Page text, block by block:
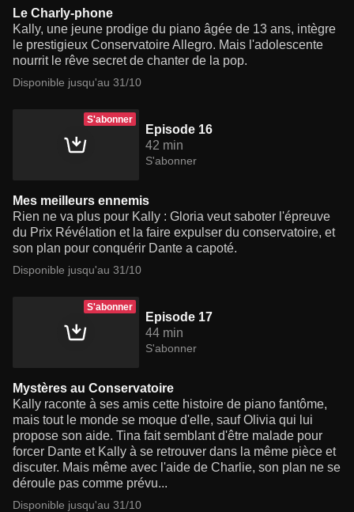
Le Charly-phone
Kally, une jeune prodige du piano âgée de 13 ans, intègre
le prestigieux Conservatoire Allegro. Mais l'adolescente
nourrit le rêve secret de chanter de la pop.
Disponible jusqu'au 31/10
S'abonner
Episode 16
42 min
S'abonner
Mes meilleurs ennemis
Rien ne va plus pour Kally : Gloria veut saboter l'épreuve
du Prix Révélation et la faire expulser du conservatoire, et
son plan pour conquérir Dante a capoté.
Disponible jusqu'au 31/10
S'abonner
Episode 17
44 min
S'abonner
Mystères au Conservatoire
Kally raconte à ses amis cette histoire de piano fantôme,
mais tout le monde se moque d'elle, sauf Olivia qui lui
propose son aide. Tina fait semblant d'être malade pour
forcer Dante et Kally à se retrouver dans la même pièce et
discuter. Mais même avec l'aide de Charlie, son plan ne se
déroule pas comme prévu...
Disponible jusqu'au 31/10